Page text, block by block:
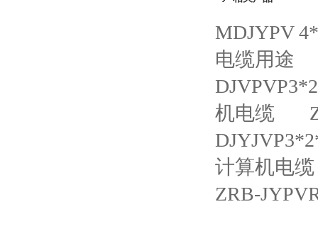
MDJYPV
电缆用途
机电缆
计算机电缆
ZRB-